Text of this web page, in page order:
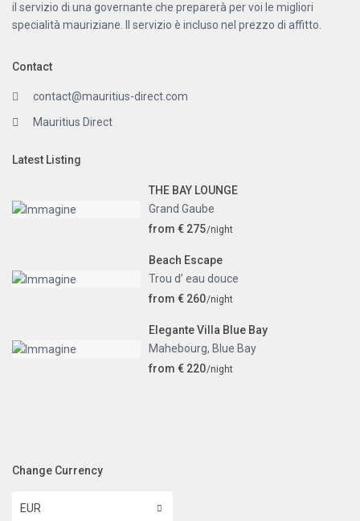
il servizio di una governante che preparerà per voi le migliori
specialità mauriziane. Il servizio è incluso nel prezzo di affitto.
Contact
contact@mauritius-direct.com
Mauritius Direct
Latest Listing
THE BAY LOUNGE
Grand Gaube
from € 275/night
Beach Escape
Trou d’ eau douce
from € 260/night
Elegante Villa Blue Bay
Mahebourg, Blue Bay
from € 220/night
Change Currency
EUR